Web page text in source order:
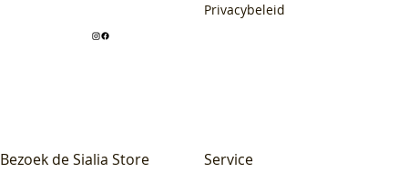
Bezoek de Sialia Store
Privacybeleid
Service